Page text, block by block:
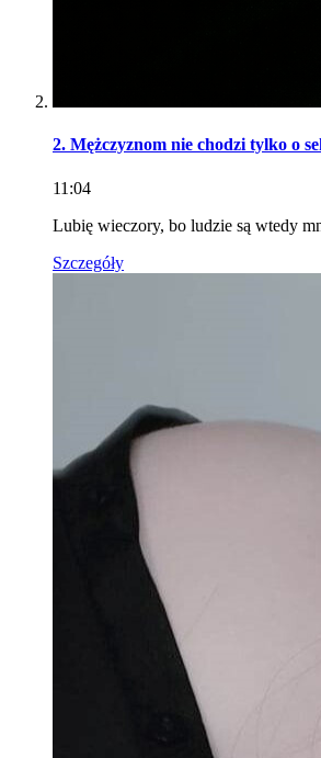
2. Mężczyznom nie chodzi tylko o
11:04
Lubię wieczory, bo ludzie są wtedy
Szczegóły